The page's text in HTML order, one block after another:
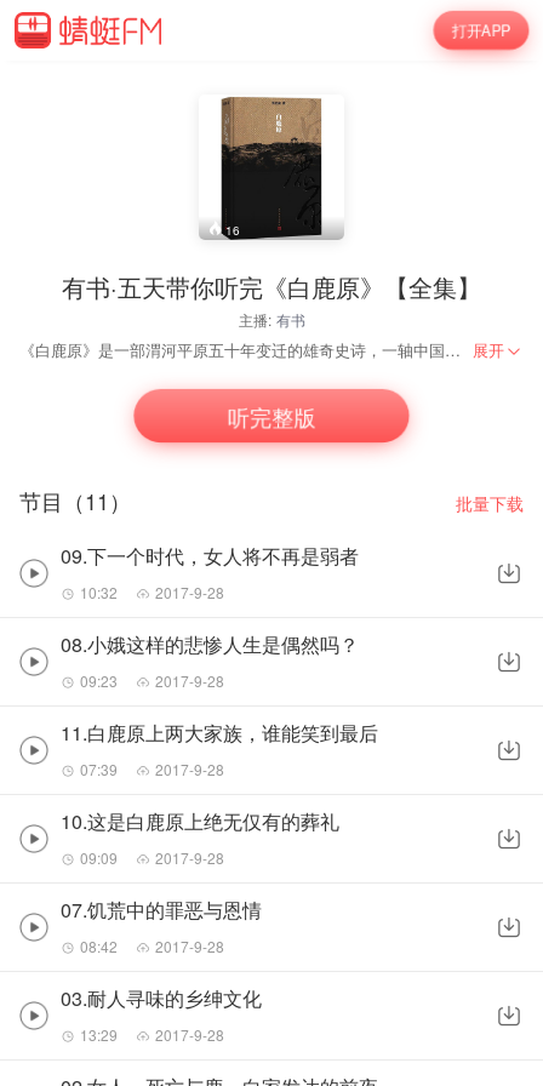
打开APP
16
有书·五天带你听完《白鹿原》【全集】
主播: 有书
《白鹿原》是一部渭河平原五十年变迁的雄奇史诗，一轴中国农村班斓多彩、触目惊心的长幅画卷。主人公六娶六丧，神秘的序曲预示着不祥。一个家族两代子孙，为争夺白鹿原的统治代代争斗不已，上演了一幕幕惊心动魄的活剧：巧取风水地，恶施美人计，孝子为匪，亲翁杀媳，兄弟相煎，情人反目……大革命、日寇入侵、三年内战，白鹿原翻云覆雨，王旗变幻，家仇国恨交错缠结，冤冤相报代代不已……古老的土地在新生的阵痛中颤粟。 展开
听完整版
节目（11） 批量下载
09.下一个时代，女人将不再是弱者
10:32 2017-9-28
08.小娥这样的悲惨人生是偶然吗？
09:23 2017-9-28
11.白鹿原上两大家族，谁能笑到最后
07:39 2017-9-28
10.这是白鹿原上绝无仅有的葬礼
09:09 2017-9-28
07.饥荒中的罪恶与恩情
08:42 2017-9-28
03.耐人寻味的乡绅文化
13:29 2017-9-28